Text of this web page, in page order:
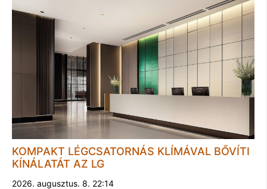
KOMPAKT LÉGCSATORNÁS KLÍMÁVAL BŐVÍTI
KÍNÁLATÁT AZ LG
2026. augusztus. 8. 22:14